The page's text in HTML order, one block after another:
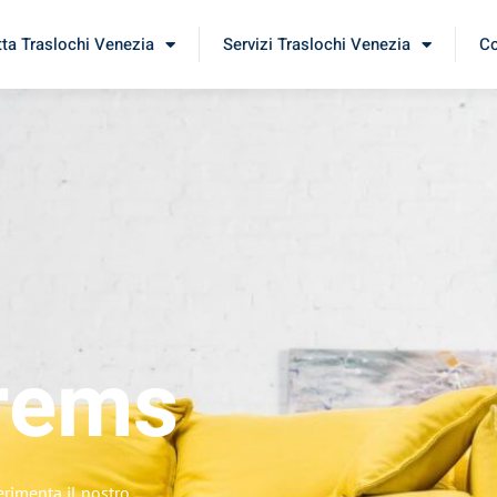
Traslochi Venezia Servizi Traslochi Venezia
il nostro